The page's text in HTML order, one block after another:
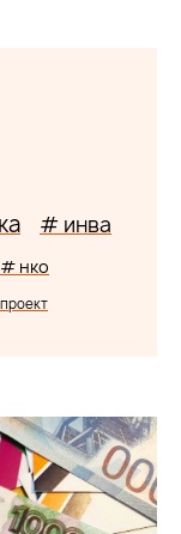
# инва
# нко